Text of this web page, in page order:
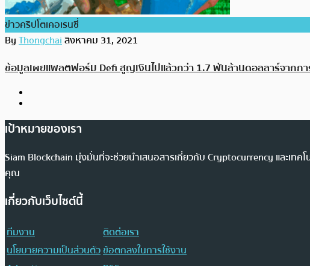
ข่าวคริปโตเคอเรนซี่
ByThongchaiสิงหาคม 31, 2021
ข้อมูลเผยแพลตฟอร์ม Defi สูญเงินไปแล้วกว่า 1.7 พันล้านดอลลาร์จากกา
เป้าหมายของเรา
Siam Blockchain มุ่งมั่นที่จะช่วยนำเสนอสารเกี่ยวกับ Cryptocurrency และเท
คุณ
เกี่ยวกับเว็บไซต์นี้
ทีมงาน
ติดต่อเรา
นโยบายความเป็นส่วนตัวข้อตกลงในการใช้งาน